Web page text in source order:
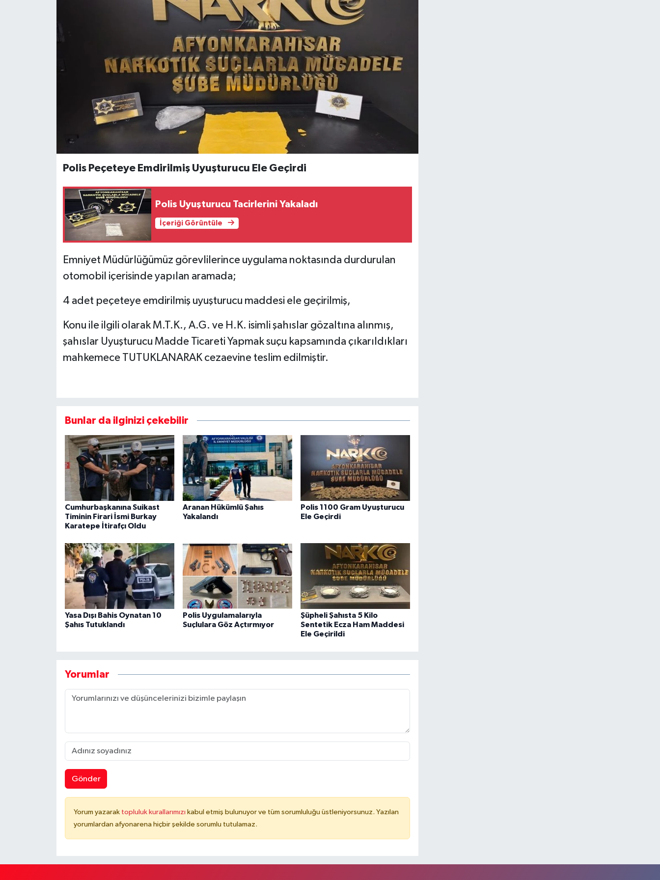
Polis Peçeteye Emdirilmiş Uyuşturucu Ele Geçirdi
Polis Uyuşturucu Tacirlerini Yakaladı
İçeriği Görüntüle
Emniyet Müdürlüğümüz görevlilerince uygulama noktasında durdurulan
otomobil içerisinde yapılan aramada;
4 adet peçeteye emdirilmiş uyuşturucu maddesi ele geçirilmiş,
Konu ile ilgili olarak M.T.K., A.G. ve H.K. isimli şahıslar gözaltına alınmış,
şahıslar Uyuşturucu Madde Ticareti Yapmak suçu kapsamında çıkarıldıkları
mahkemece TUTUKLANARAK cezaevine teslim edilmiştir.
Bunlar da ilginizi çekebilir
Cumhurbaşkanına Suikast
Timinin Firari İsmi Burkay
Karatepe İtirafçı Oldu
Aranan Hükümlü Şahıs
Yakalandı
Polis 1100 Gram Uyuşturucu
Ele Geçirdi
Yasa Dışı Bahis Oynatan 10
Şahıs Tutuklandı
Polis Uygulamalarıyla
Suçlulara Göz Açtırmıyor
Şüpheli Şahısta 5 Kilo
Sentetik Ecza Ham Maddesi
Ele Geçirildi
Yorumlar
Gönder
Yorum yazarak topluluk kurallarımızı kabul etmiş bulunuyor ve tüm sorumluluğu üstleniyorsunuz. Yazılan
yorumlardan afyonarena hiçbir şekilde sorumlu tutulamaz.